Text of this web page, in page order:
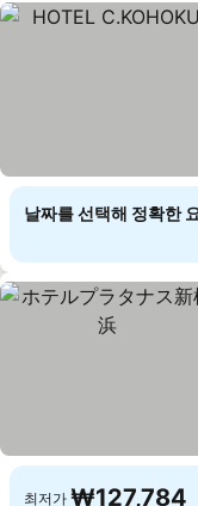
날짜를 선택해 정확한
최저가 ₩127,784